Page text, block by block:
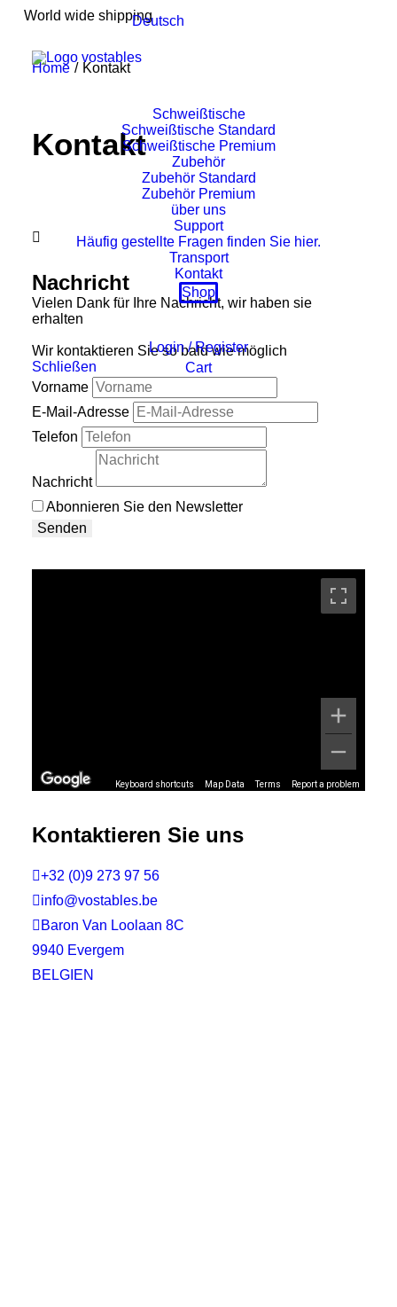
World wide shippingDeutsch
Schweißtische
Schweißtische Standard
Schweißtische Premium
Zubehör
Zubehör Standard
Zubehör Premium
über uns
Support
Häufig gestellte Fragen finden Sie hier.
Transport
Kontakt
Shop
Login / Register
Cart
Home Kontakt
Kontakt

Nachricht
Vielen Dank für Ihre Nachricht, wir haben sie
erhalten
Wir kontaktieren Sie so bald wie möglich
Schließen
Vorname
E-Mail-Adresse
Telefon
Nachricht
Abonnieren Sie den Newsletter
Senden
Keyboard shortcuts Map Data Terms Report a problem
Kontaktieren Sie uns
+32 (0)9 273 97 56
info@vostables.be
 Baron Van Loolaan 8C
9940 Evergem
BELGIEN